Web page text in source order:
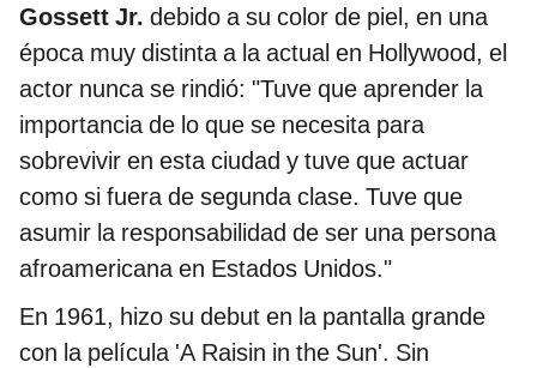
Gossett Jr. debido a su color de piel, en una
época muy distinta a la actual en Hollywood, el
actor nunca se rindió: "Tuve que aprender la
importancia de lo que se necesita para
sobrevivir en esta ciudad y tuve que actuar
como si fuera de segunda clase. Tuve que
asumir la responsabilidad de ser una persona
afroamericana en Estados Unidos."
En 1961, hizo su debut en la pantalla grande
con la película 'A Raisin in the Sun'. Sin